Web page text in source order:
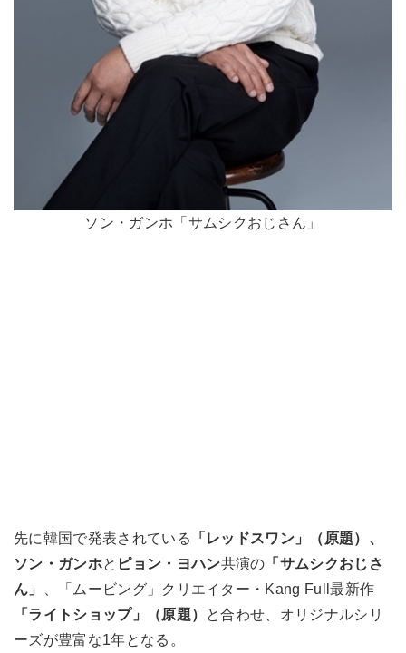
ソン・ガンホ「サムシクおじさん」
先に韓国で発表されている
「レッドスワン」（原題）、
ソン・ガンホと ピョン・ヨハン共演の 「サムシクおじさ
ん」
、「ムービング」クリエイター・Kang Full最新作
「ライトショップ」（原題）
と合わせ、オリジナルシリ
ーズが豊富な1年となる。